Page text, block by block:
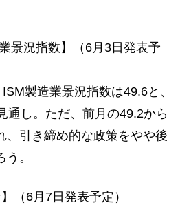
景況指数】（6月3日発表予
製造業景況指数は49.6と、
通し。ただ、前月の49.2から
、引き締め的な政策をやや後
。
（6月7日発表予定）